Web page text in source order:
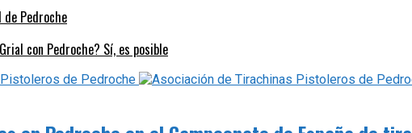
con Pedroche? Sí, es posible